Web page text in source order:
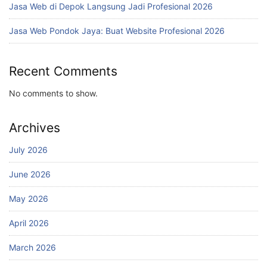
Jasa Web di Depok Langsung Jadi Profesional 2026
Jasa Web Pondok Jaya: Buat Website Profesional 2026
Recent Comments
No comments to show.
Archives
July 2026
June 2026
May 2026
April 2026
March 2026